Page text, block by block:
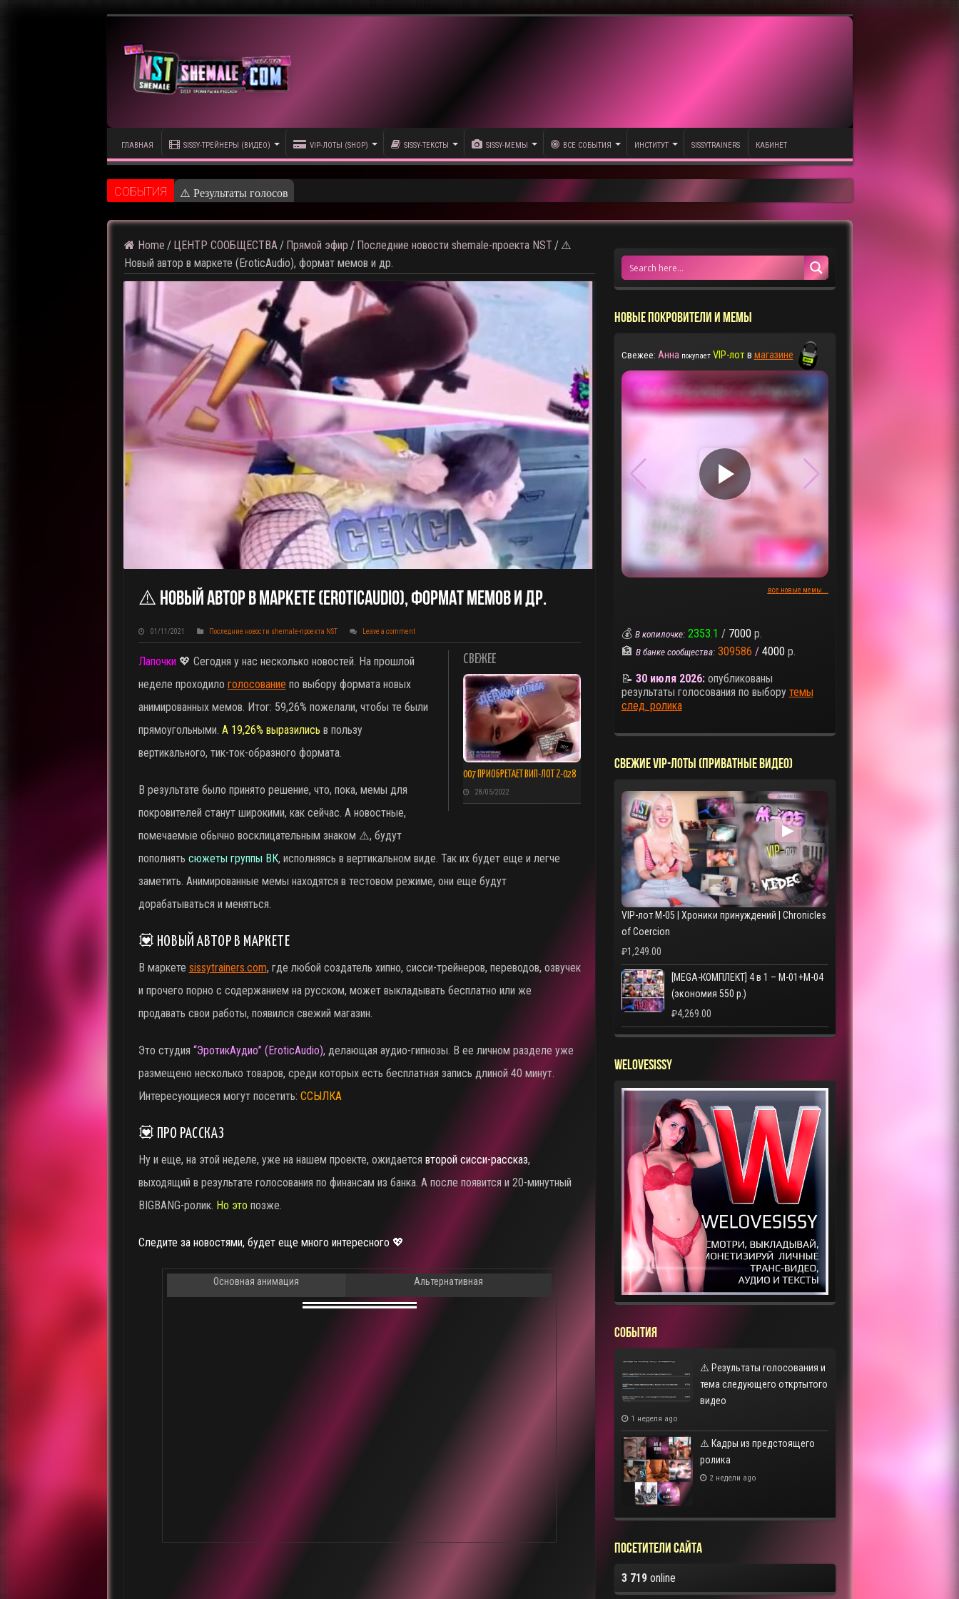
ГЛАВНАЯ SISSY-ТРЕЙНЕРЫ (ВИДЕО) VIP-ЛОТЫ (SHOP) SISSY-ТЕКСТЫ SISSY-МЕМЫ ВСЕ СОБЫТИЯ ИНСТИТУТ SISSYTRAINERS КАБИНЕТ
CОБЫТИЯ ⚠️ Результаты голосования и тема следующего откртытого видео
Home / ЦЕНТР СООБЩЕСТВА / Прямой эфир / Последние новости shemale-проекта NST / ⚠️
Новый автор в маркете (EroticAudio), формат мемов и др.
⚠️ Новый Автор В Маркете (EroticAudio), Формат Мемов И Др.
01/11/2021 Последние новости shemale-проекта NST Leave a comment
СВЕЖЕЕ
007 ПРИОБРЕТАЕТ ВИП-ЛОТ Z-028
28/05/2022
Лапочки 💖 Сегодня у нас несколько новостей. На прошлой
неделе проходило голосование по выбору формата новых
анимированных мемов. Итог: 59,26% пожелали, чтобы те были
прямоугольными. А 19,26% выразились в пользу
вертикального, тик-ток-образного формата.
В результате было принято решение, что, пока, мемы для
покровителей станут широкими, как сейчас. А новостные,
помечаемые обычно восклицательным знаком ⚠️, будут
пополнять сюжеты группы ВК, исполняясь в вертикальном виде. Так их будет еще и легче
заметить. Анимированные мемы находятся в тестовом режиме, они еще будут
дорабатываться и меняться.
💟 НОВЫЙ АВТОР В МАРКЕТЕ
В маркете sissytrainers.com, где любой создатель хипно, сисси-трейнеров, переводов, озвучек
и прочего порно с содержанием на русском, может выкладывать бесплатно или же
продавать свои работы, появился свежий магазин.
Это студия “ЭротикАудио” (EroticAudio), делающая аудио-гипнозы. В ее личном разделе уже
размещено несколько товаров, среди которых есть бесплатная запись длиной 40 минут.
Интересующиеся могут посетить: ССЫЛКА
💟 ПРО РАССКАЗ
Ну и еще, на этой неделе, уже на нашем проекте, ожидается второй сисси-рассказ,
выходящий в результате голосования по финансам из банка. А после появится и 20-минутный
BIGBANG-ролик. Но это позже.
Следите за новостями, будет еще много интересного 💖
Основная анимация Альтернативная
НОВЫЕ ПОКРОВИТЕЛИ И МЕМЫ
Свежее: Анна покупает VIP-лотв магазине
▶
все новые мемы...
💰 В копилочке: 2353.1 / 7000 р.
🏦 В банке сообщества: 309586 / 4000 р.
📝 30 июля 2026:опубликованы
результаты голосования по выбору темы
след. ролика
СВЕЖИЕ VIP-ЛОТЫ (ПРИВАТНЫЕ ВИДЕО)
▶
VIP-лот M-05 | Хроники принуждений | Chronicles
of Coercion
₽1,249.00
[MEGA-КОМПЛЕКТ] 4 в 1 – M-01+M-04
(экономия 550 р.)
₽4,269.00
WELOVESISSY
СОБЫТИЯ
⚠️ Результаты голосования и
тема следующего откртытого
видео
1 неделя ago
⚠️ Кадры из предстоящего
ролика
2 недели ago
Посетители сайта
3 719online